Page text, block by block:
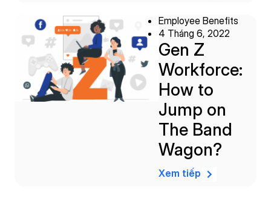
Employee Benefits
4 Tháng 6, 2022
Gen Z
Workforce:
How to
Jump on
The Band
Wagon?
Xem tiếp